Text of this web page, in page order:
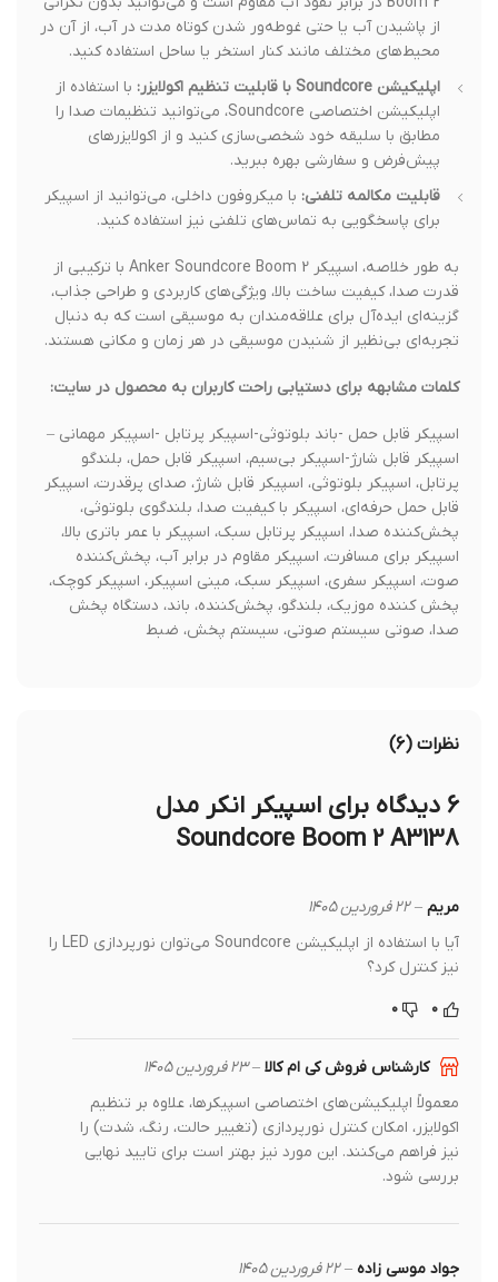
از پاشیدن آب یا حتی غوطه‌ور شدن کوتاه مدت در آب، از آن در
محیط‌های مختلف مانند کنار استخر یا ساحل استفاده کنید.
اپلیکیشن Soundcore با قابلیت تنظیم اکولایزر:
با استفاده از
اپلیکیشن اختصاصی Soundcore، می‌توانید تنظیمات صدا را
مطابق با سلیقه خود شخصی‌سازی کنید و از اکولایزرهای
پیش‌فرض و سفارشی بهره ببرید.
قابلیت مکالمه تلفنی:با میکروفون داخلی، می‌توانید از اسپیکر
برای پاسخگویی به تماس‌های تلفنی نیز استفاده کنید.
به طور خلاصه، اسپیکر Anker Soundcore Boom 2 با ترکیبی از
قدرت صدا، کیفیت ساخت بالا، ویژگی‌های کاربردی و طراحی جذاب،
گزینه‌ای ایده‌آل برای علاقه‌مندان به موسیقی است که به دنبال
تجربه‌ای بی‌نظیر از شنیدن موسیقی در هر زمان و مکانی هستند.
کلمات مشابهه برای دستیابی راحت کاربران به محصول در سایت:
اسپیکر قابل حمل -باند بلوتوثی-اسپیکر پرتابل -اسپیکر مهمانی –
اسپیکر قابل شارژ-اسپیکر بی‌سیم، اسپیکر قابل حمل، بلندگو
پرتابل، اسپیکر بلوتوثی، اسپیکر قابل شارژ، صدای پرقدرت، اسپیکر
قابل حمل حرفه‌ای، اسپیکر با کیفیت صدا، بلندگوی بلوتوثی،
پخش‌کننده صدا، اسپیکر پرتابل سبک، اسپیکر با عمر باتری بالا،
اسپیکر برای مسافرت، اسپیکر مقاوم در برابر آب، پخش‌کننده
صوت، اسپیکر سفری، اسپیکر سبک، مینی اسپیکر، اسپیکر کوچک،
پخش کننده موزیک، بلندگو، پخش‌کننده، باند، دستگاه پخش
صدا، صوتی سیستم صوتی، سیستم پخش، ضبط
نظرات (۶)
اسپیکر انکر مدل
Soundcore Boom 2 A3138
مریم– ۲۲ فروردین ۱۴۰۵
آیا با استفاده از اپلیکیشن Soundcore می‌توان نورپردازی LED را
نیز کنترل کرد؟
کارشناس فروش کی ام کالا– ۲۳ فروردین ۱۴۰۵
معمولاً اپلیکیشن‌های اختصاصی اسپیکرها، علاوه بر تنظیم
اکولایزر، امکان کنترل نورپردازی (تغییر حالت، رنگ، شدت) را
نیز فراهم می‌کنند. این مورد نیز بهتر است برای تایید نهایی
بررسی شود.
جواد موسی زاده – ۲۲ فروردین ۱۴۰۵